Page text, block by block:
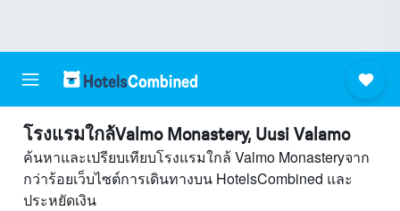
โรงแรมใกล้Valmo Monastery, Uusi Valamo
ค้นหาและเปรียบเทียบโรงแรมใกล้ Valmo Monasteryจาก
กว่าร้อยเว็บไซต์การเดินทางบน HotelsCombined และ
ประหยัดเงิน